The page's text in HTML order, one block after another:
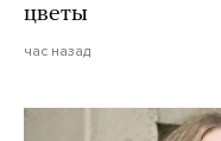
цветы
час назад